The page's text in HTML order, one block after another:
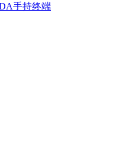
手持终端